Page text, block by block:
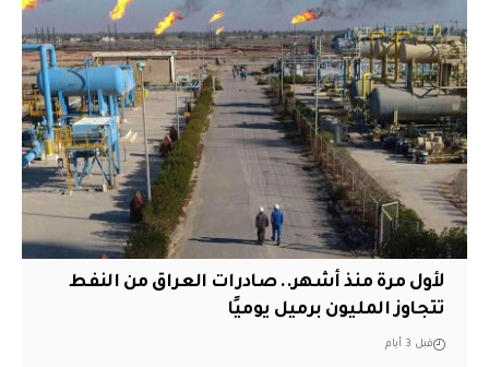
لأول مرة منذ أشهر.. صادرات العراق من النفط
تتجاوز المليون برميل يوميًا
قبل 3 أيام